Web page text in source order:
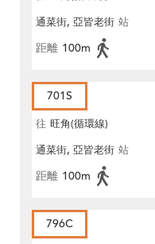
通菜街, 亞皆老街 站
距離 100m
701S
往 旺角(循環線)
通菜街, 亞皆老街 站
距離 100m
796C